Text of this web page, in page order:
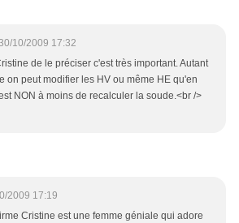
10/2009 17:32
de le préciser c'est très important. Autant
on peut modifier les HV ou même HE qu'en
NON à moins de recalculer la soude.<br />
2009 17:19
Cristine est une femme géniale qui adore